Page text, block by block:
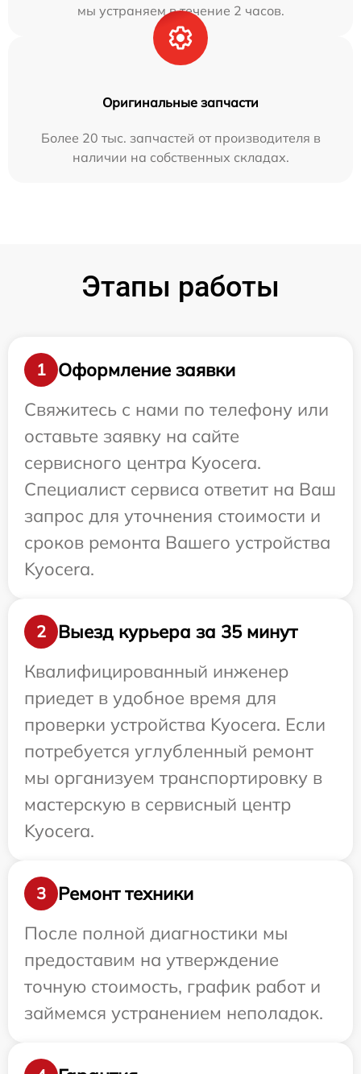
мы устраняем в течение 2 часов.
Оригинальные запчасти
Более 20 тыс. запчастей от производителя в
наличии на собственных складах.
Этапы работы
1
Оформление заявки
Свяжитесь с нами по телефону или
оставьте заявку на сайте
сервисного центра Kyocera.
Специалист сервиса ответит на Ваш
запрос для уточнения стоимости и
сроков ремонта Вашего устройства
Kyocera.
2
Выезд курьера за 35 минут
Квалифицированный инженер
приедет в удобное время для
проверки устройства Kyocera. Если
потребуется углубленный ремонт
мы организуем транспортировку в
мастерскую в сервисный центр
Kyocera.
3
Ремонт техники
После полной диагностики мы
предоставим на утверждение
точную стоимость, график работ и
займемся устранением неполадок.